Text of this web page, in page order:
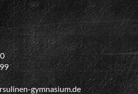
gymnasium.de